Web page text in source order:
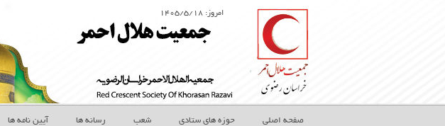
امروز: ۱۴۰۵/۵/۱۸
صفحه اصلی حوزه های ستادی شعب رسانه ها آیین نامه ها